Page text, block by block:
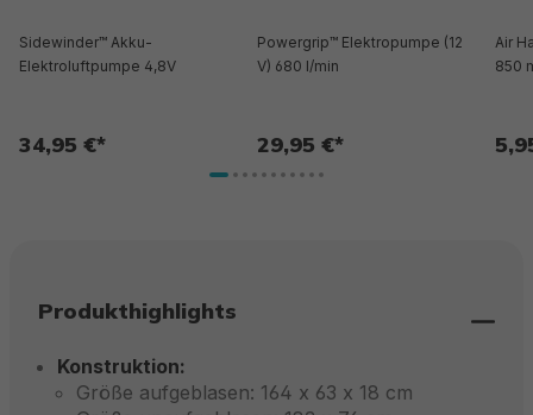
Sidewinder™ Akku-
Elektroluftpumpe 4,8V
34,95 €*
Powergrip™ Elektropumpe (12
V) 680 l/min
29,95 €*
Air
850
Produkthighlights
Konstruktion:
Größe aufgeblasen: 164 x 63 x 18 cm